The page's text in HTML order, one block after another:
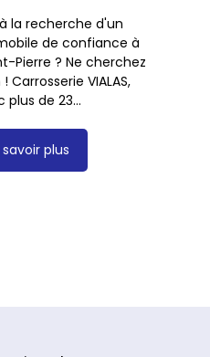
la recherche d'un
de confiance à
Pierre ? Ne cherchez
Carrosserie VIALAS,
plus de 23...
savoir plus